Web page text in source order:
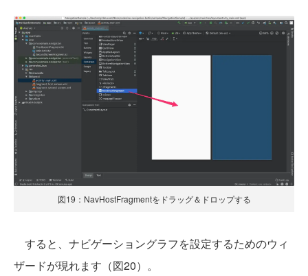
図19：NavHostFragmentをドラッグ＆ドロップする
すると、ナビゲーショングラフを設定するためのウィ
ザードが現れます（図20）。